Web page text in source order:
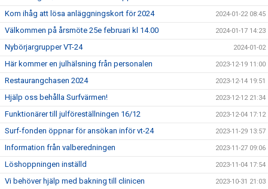
Kom ihåg att lösa anläggningskort för 2024 2024-01-22 08:45
Välkommen på årsmöte 25e februari kl 14.00 2024-01-17 14:23
Nybörjargrupper VT-24 2024-01-02
Här kommer en julhälsning från personalen 2023-12-19 11:00
Restaurangchasen 2024 2023-12-14 19:51
Hjälp oss behålla Surfvärmen! 2023-12-12 21:34
Funktionärer till julföreställningen 16/12 2023-12-04 17:12
Surf-fonden öppnar för ansökan inför vt-24 2023-11-29 13:57
Information från valberedningen 2023-11-27 09:06
Löshoppningen inställd 2023-11-04 17:54
Vi behöver hjälp med bakning till clinicen 2023-10-31 21:03